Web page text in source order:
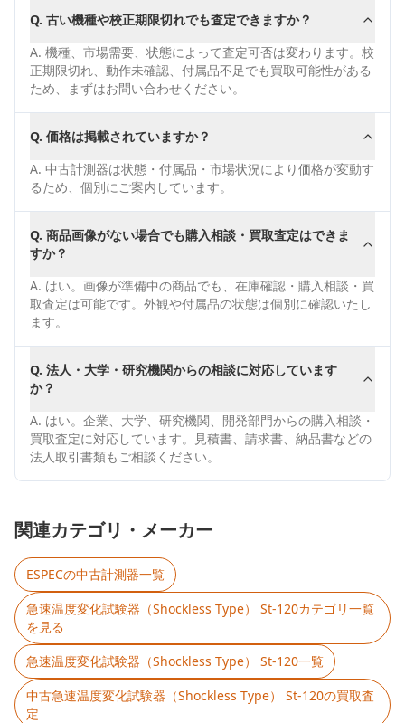
Q. 古い機種や校正期限切れでも査定できますか？
A. 機種、市場需要、状態によって査定可否は変わります。校
正期限切れ、動作未確認、付属品不足でも買取可能性がある
ため、まずはお問い合わせください。
Q. 価格は掲載されていますか？
A. 中古計測器は状態・付属品・市場状況により価格が変動す
るため、個別にご案内しています。
Q. 商品画像がない場合でも購入相談・買取査定はできま
すか？
A. はい。画像が準備中の商品でも、在庫確認・購入相談・買
取査定は可能です。外観や付属品の状態は個別に確認いたし
ます。
Q. 法人・大学・研究機関からの相談に対応しています
か？
A. はい。企業、大学、研究機関、開発部門からの購入相談・
買取査定に対応しています。見積書、請求書、納品書などの
法人取引書類もご相談ください。
関連カテゴリ・メーカー
ESPECの中古計測器一覧
急速温度変化試験器（Shockless Type） St-120カテゴリ一覧
を見る
急速温度変化試験器（Shockless Type） St-120一覧
中古急速温度変化試験器（Shockless Type） St-120の買取査
定